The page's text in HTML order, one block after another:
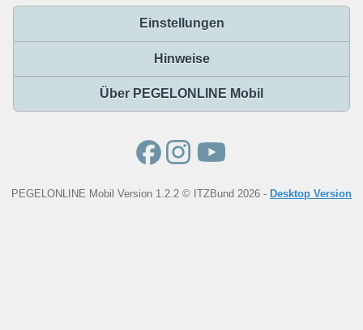
Einstellungen
Hinweise
Über PEGELONLINE Mobil
PEGELONLINE Mobil Version 1.2.2 © ITZBund 2026 - Desktop Version